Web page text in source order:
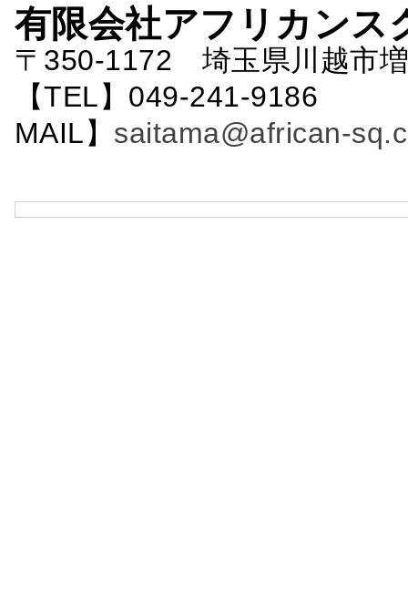
有限会社アフリカンス
〒350-1172 埼玉県川越市
【TEL】049-241-
MAIL】 saitama@african-